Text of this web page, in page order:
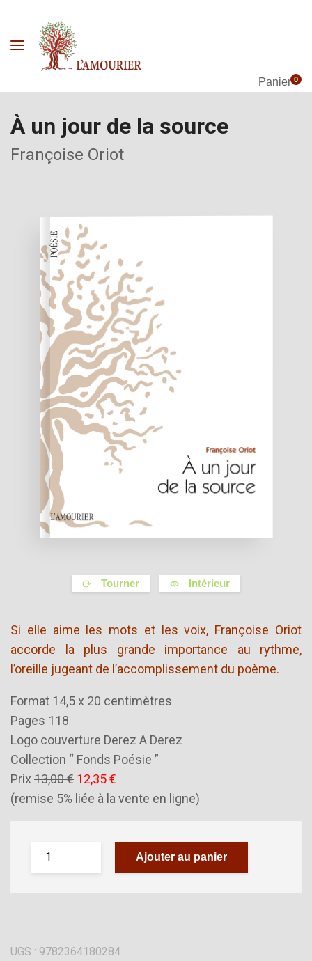
Panier0
À un jour de la source
Françoise Oriot
Tourner Intérieur
Si elle aime les mots et les voix, Françoise Oriot
accorde la plus grande importance au rythme,
l’oreille jugeant de l’accomplissement du poème.
Format 14,5 x 20 centimètres
Pages 118
Logo couverture Derez A Derez
Collection “ Fonds Poésie ”
Prix 13,00 € 12,35 €
(remise 5% liée à la vente en ligne)
Ajouter au panier
UGS : 9782364180284